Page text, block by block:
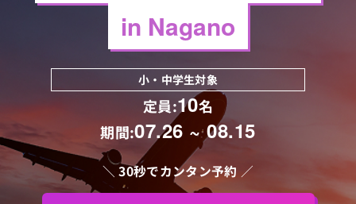
in Nagano
小・中学生対象
定員:10名
期間:07.26 ~ 08.15
＼ 30秒でカンタン予約 ／